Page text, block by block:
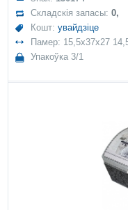
Складскія запасы:0,
Кошт:увайдзіце
Памер: 15,5x37x27
Упакоўка 3/1